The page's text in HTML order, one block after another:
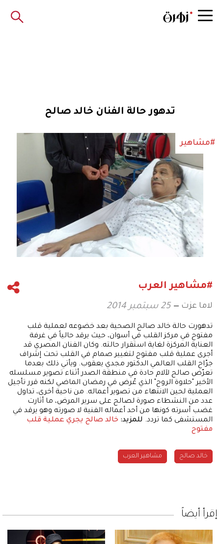
تدهور حالة الفنان خالد صالح
#مشاهير
#مشاهير العرب
لاما عزت 25 سبتمبر 2014
تدهورت حالة خالد صالح الصحية بعد خضوعه لعملية قلب
مفتوح في مركز القلب في أسوان، حيث يرقد حالياً في غرفة
العناية المركزة لغاية استقرار حالته. وكان الفنان المصري قد
أجرى عملية قلب مفتوح لتغيير صمام في القلب تحت إشراف
جرّاح القلب العالمي الدكتور مجدي يعقوب. ويأتي ذلك بعدما
تعرّض صالح لآلام حادة في منطقة الصدر أثناء تصوير مسلسله
الأخير "حلاوة الروح" الذي عُرض في رمضان الماضي لكنه قرر تأجيل
العملية لحين الانتهاء من تصوير أعماله. من ناحية أخرى، تداول
عدد من النشطاء صورة لصالح على سرير المرض، ما أثارت
غضب أسرته كونها من أحد أعماله الفنية لا صورته وهو يرقد في
المستشفى كما تردد. للمزيد: خالد صالح يجري عملية قلب
مفتوح
خالد صالح مشاهير العرب
إقرأ أيضاً